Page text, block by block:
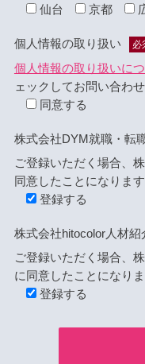
仙台
京都
個人情報の取り扱い 必
個人情報の取り扱いに
ェックしてお問い合わせ
同意する
株式会社DYM就職・転
ご登録いただく場合、
同意したことになります
登録する
株式会社hitocolor人材
ご登録いただく場合、
に同意したことになりま
登録する